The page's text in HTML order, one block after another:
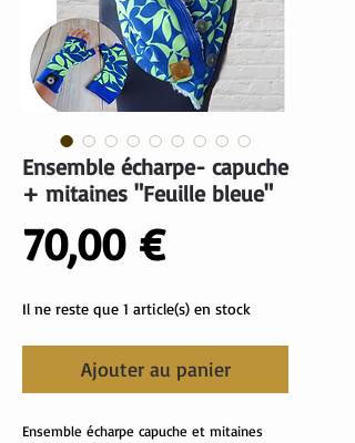
Ensemble écharpe- capuche
+ mitaines "Feuille bleue"
70,00 €Prix
Il ne reste que 1 article(s) en stock
Ajouter au panier
Ensemble écharpe capuche et mitaines